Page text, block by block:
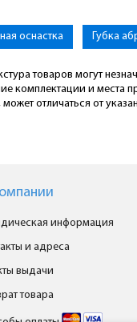
оснастка Губка
товаров могут
комплектации и места
отличаться от
информация
и адреса
выдачи
товара